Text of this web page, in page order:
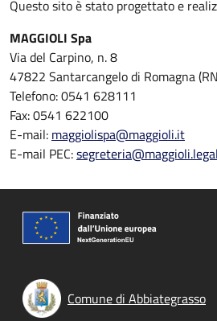
Questo sito è stato progettato e
MAGGIOLI Spa
Via del Carpino, n. 8
47822 Santarcangelo di Romagna
Telefono: 0541 628111
Fax: 0541 622100
E-mail: maggiolispa@maggioli.it
E-mail PEC:
Comune di Abbiategrasso